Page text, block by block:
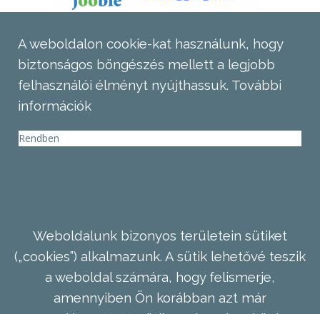
A weboldalon cookie-kat használunk, hogy
biztonságos böngészés mellett a legjobb
felhasználói élményt nyújthassuk. További
információk
Rendben
Weboldalunk bizonyos területein sütiket
(„cookies”) alkalmazunk. A sütik lehetővé teszik
a weboldal számára, hogy felismerje,
amennyiben Ön korábban azt már